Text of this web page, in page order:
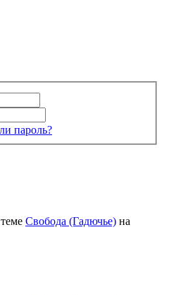
пароль?
Свобода (Гадючье) на